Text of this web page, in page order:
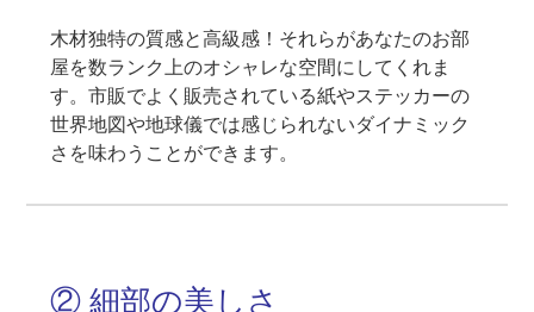
木材独特の質感と高級感！それらがあなたのお部
屋を数ランク上のオシャレな空間にしてくれま
す。市販でよく販売されている紙やステッカーの
世界地図や地球儀では感じられないダイナミック
さを味わうことができます。
② 細部の美しさ